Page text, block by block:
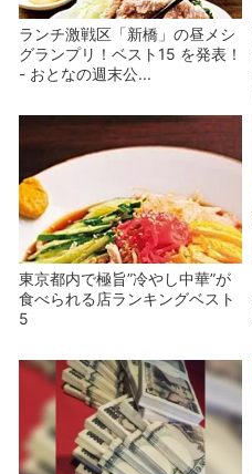
ランチ激戦区「新橋」の昼メシ
グランプリ！ベスト15 を発表！
- おとなの週末公...
東京都内で極旨”冷やし中華”が
食べられる店ランキングベスト
5